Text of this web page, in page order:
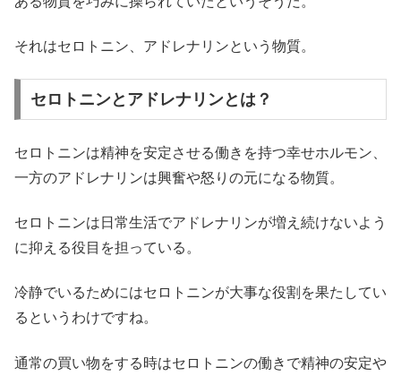
それはセロトニン、アドレナリンという物質。
セロトニンとアドレナリンとは？
セロトニンは精神を安定させる働きを持つ幸せホルモン、
一方のアドレナリンは興奮や怒りの元になる物質。
セロトニンは日常生活でアドレナリンが増え続けないよう
に抑える役目を担っている。
冷静でいるためにはセロトニンが大事な役割を果たしてい
るというわけですね。
通常の買い物をする時はセロトニンの働きで精神の安定や